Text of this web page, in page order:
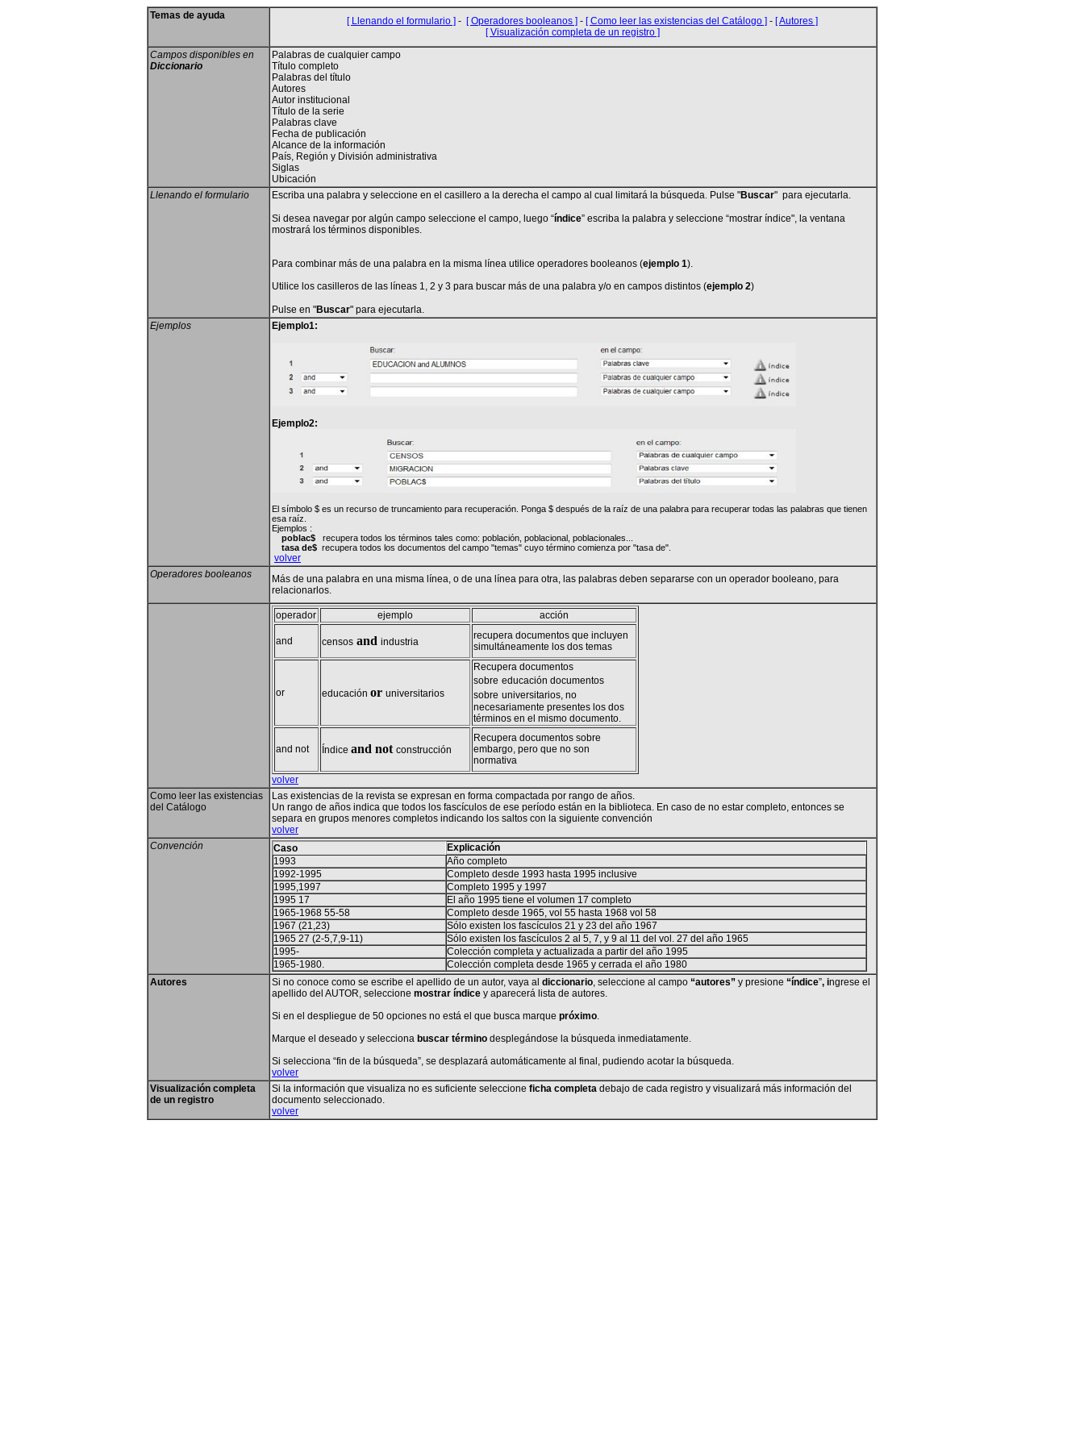
Temas de ayuda [ Llenando el formulario ] - [ Operadores booleanos ] - [ Como leer las existencias del Catálogo ] - [ Autores ]
[ Visualización completa de un registro ]
Campos disponibles en
Diccionario
Palabras de cualquier campo
Título completo
Palabras del título
Autores
Autor institucional
Título de la serie
Palabras clave
Fecha de publicación
Alcance de la información
País, Región y División administrativa
Siglas
Ubicación
Llenando el formulario
Escriba una palabra y seleccione en el casillero a la derecha el campo al cual limitará la búsqueda. Pulse "Buscar" para ejecutarla.
Si desea navegar por algún campo seleccione el campo, luego “índice” escriba la palabra y seleccione “mostrar índice", la ventana
mostrará los términos disponibles.
Para combinar más de una palabra en la misma línea utilice operadores booleanos (ejemplo 1).
Utilice los casilleros de las líneas 1, 2 y 3 para buscar más de una palabra y/o en campos distintos (ejemplo 2)
Pulse en "Buscar" para ejecutarla.
Ejemplos
Ejemplo1:
Ejemplo2:
El símbolo $ es un recurso de truncamiento para recuperación. Ponga $ después de la raíz de una palabra para recuperar todas las palabras que tienen
esa raíz.
Ejemplos :
poblac$
recupera todos los términos tales como: población, poblacional, poblacionales...
tasa de$ recupera todos los documentos del campo "temas" cuyo término comienza por "tasa de".
volver
Operadores booleanos
Más de una palabra en una misma línea, o de una línea para otra, las palabras deben separarse con un operador booleano, para
relacionarlos.
operador ejemplo acción
and censos and industria
recupera documentos que incluyen
simultáneamente los dos temas
or educación or universitarios
Recupera documentos
sobre educación documentos
sobre universitarios, no
necesariamente presentes los dos
términos en el mismo documento.
and not Índice and not construcción
Recupera documentos sobre
embargo, pero que no son
normativa
volver
Como leer las existencias
del Catálogo
Las existencias de la revista se expresan en forma compactada por rango de años.
Un rango de años indica que todos los fascículos de ese período están en la biblioteca. En caso de no estar completo, entonces se
separa en grupos menores completos indicando los saltos con la siguiente convención
volver
Convención
Caso
Explicación
1993
Año completo
1992-1995
Completo desde 1993 hasta 1995 inclusive
1995,1997
Completo 1995 y 1997
1995 17
El año 1995 tiene el volumen 17 completo
1965-1968 55-58
Completo desde 1965, vol 55 hasta 1968 vol 58
1967 (21,23)
Sólo existen los fascículos 21 y 23 del año 1967
1965 27 (2-5,7,9-11)
Sólo existen los fascículos 2 al 5, 7, y 9 al 11 del vol.27 del año 1965
1995-
Colección completa y actualizada a partir del año 1995
1965-1980.
Colección completa desde 1965 y cerrada el año 1980
Autores
Si no conoce como se escribe el apellido de un autor, vaya al diccionario, seleccione al campo“autores” y presione “índice”, ingrese el
apellido del AUTOR, seleccione mostrar índicey aparecerá lista de autores.
Si en el despliegue de 50 opciones no está el que busca marque próximo.
Marque el deseado y selecciona buscar términodesplegándose la búsqueda inmediatamente.
Si selecciona “fin de la búsqueda”, se desplazará automáticamente al final, pudiendo acotar la búsqueda.
volver
Visualización completa
de un registro
Si la información que visualiza no es suficiente seleccione ficha completadebajo de cada registro y visualizará más información del
documento seleccionado.
volver